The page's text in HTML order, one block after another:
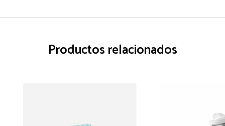
Productos relacionados